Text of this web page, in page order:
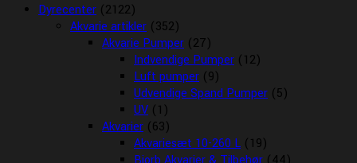
Dyrecenter (2122)
Akvarie artikler (352)
Akvarie Pumper (27)
Indvendige Pumper (12)
Luft pumper (9)
Udvendige Spand Pumper (5)
UV (1)
Akvarier (63)
Akvariesæt 10-260 L (19)